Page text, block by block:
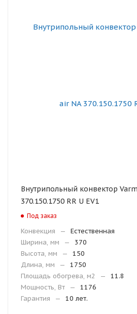
Внутрипольный конвектор
370.150.1750 RR U EV1
Под заказ
Конвекция —
Естественная
Ширина, мм
—
370
Высота, мм
—
150
Длина, мм
—
1750
Площадь обогрева, м2
—
11.8
Мощность, Вт
—
1176
Гарантия
— 10 лет.